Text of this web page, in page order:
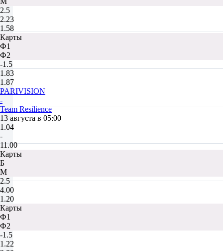
2.5
2.23
1.58
Карты
Ф1
Ф2
-1.5
1.83
1.87
PARIVISION
-
Team Resilience
13 августа в 05:00
1.04
-
11.00
Карты
Б
М
2.5
4.00
1.20
Карты
Ф1
Ф2
-1.5
1.22